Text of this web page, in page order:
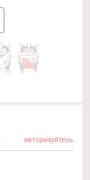
авторизуйтесь